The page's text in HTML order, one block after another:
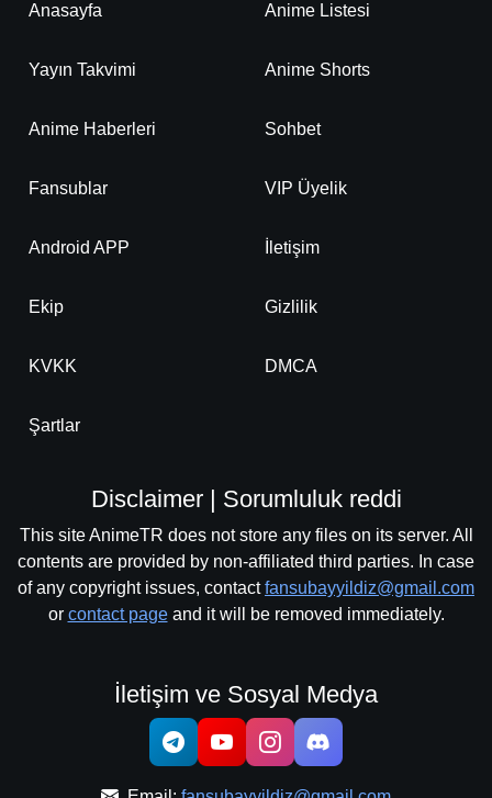
Anasayfa Anime Listesi
Yayın Takvimi Anime Shorts
Anime Haberleri Sohbet
Fansublar VIP Üyelik
Android APP İletişim
Ekip Gizlilik
KVKK DMCA
Şartlar
Disclaimer | Sorumluluk reddi
This site AnimeTR does not store any files on its server. All
contents are provided by non-affiliated third parties. In case
of any copyright issues, contactfansubayyildiz@gmail.com
or contact pageand it will be removed immediately.
İletişim ve Sosyal Medya